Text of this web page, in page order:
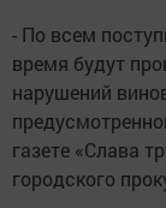
- По всем
время будут
нарушений
газете «Слава
городского